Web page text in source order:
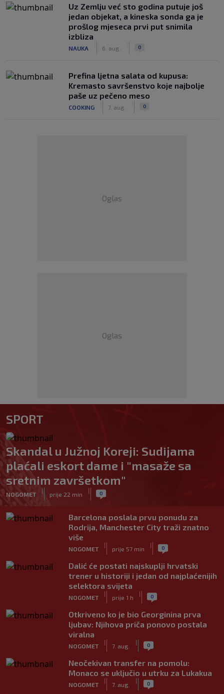
Uz Zemlju već sto godina putuje još
jedan objekat, a kineska sonda ga je
prošlog mjeseca prvi put snimila
izbliza
NAUKA 6. aug. 0
Prefina ljetna salata od kupusa:
Kremasto savršenstvo koje najbolje
paše uz pečeno meso
COOKING 7. aug. 0
Oglas
Oglas
SPORT
Skandal u Južnoj Koreji: Sudijama
plaćali eskort dame i "masaže sa
sretnim završetkom"
NOGOMET
|
prije 22 min
| 0
Barcelona poslala prvu ponudu za
Rodrija, Manchester City traži znatno
više
NOGOMET
|
prije 57 min
| 0
Dalić će postati najskuplji hrvatski
trener u historiji i jedan od najplaćenijih
selektora svijeta
NOGOMET
|
prije 1 h
| 0
Otkriveno ko je bio Georginina prva
ljubav: Njihova priča ponovo postala
viralna
NOGOMET
|
7. aug.
| 0
Neočekivan transfer na pomolu:
Monaco se uključio u utrku za Lukakua
NOGOMET
|
7. aug.
| 0